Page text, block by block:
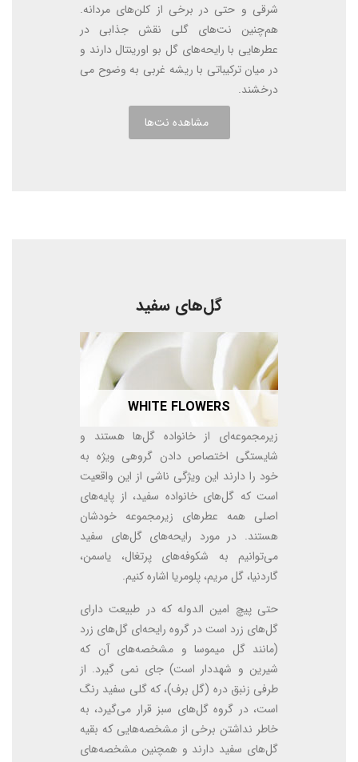
شرقی و حتی در برخی از کلن‌های مردانه.
هم‌چنین نت‌های گلی نقش جذابی در
عطرهایی با رایحه‌های گل بو اورینتال دارند و
در میان ترکیباتی با ریشه غربی به وضوح می
درخشند.
مشاهده نت‌ها
گل‌های سفید
WHITE FLOWERS
زیرمجموعه‌ای از خانواده گل‌ها هستند و
شایستگی اختصاص دادن گروهی ویژه به
خود را دارند این ویژگی ناشی از این واقعیت
است که گل‌های خانواده سفید، از پایه‌های
اصلی همه عطرهای زیرمجموعه خودشان
هستند. در مورد رایحه‌های گل‌های سفید
می‌توانیم به شکوفه‌های پرتغال، یاسمن،
گاردنیا، گل مریم، پلومریا اشاره کنیم.
حتی پیچ امین الدوله که در طبیعت دارای
گل‌های زرد است در گروه رایحه‌ای گل‌های زرد
(مانند گل میموسا و مشخصه‌های آن که
شیرین و شهد‌دار است) جای نمی گیرد. از
طرفی زنبق دره (گل برف)، که گلی سفید رنگ
است، در گروه گل‌های سبز قرار می‌گیرد، به
خاطر نداشتن برخی از مشخصه‌هایی که بقیه
گل‌های سفید دارند و همچنین مشخصه‌های